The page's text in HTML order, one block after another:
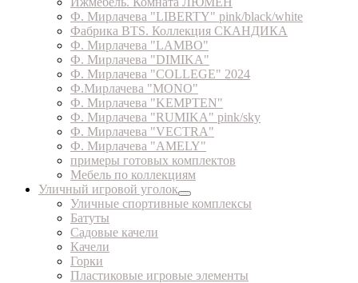
Ф. Мирлачева "LIBERTY" pink/black/white
Фабрика BTS. Коллекция СКАНДИКА
Ф. Мирлачева "LAMBO"
Ф. Мирлачева "DIMIKA"
Ф. Мирлачева "COLLEGE" 2024
Ф.Мирлачева "MONO"
Ф. Мирлачева "KEMPTEN"
Ф. Мирлачева "RUMIKA" pink/sky
Ф. Мирлачева "VECTRA"
Ф. Мирлачева "AMELY"
примеры готовых комплектов
Мебель по коллекциям
Уличный игровой уголок
Уличные спортивные комплексы
Батуты
Садовые качели
Качели
Горки
Пластиковые игровые элементы